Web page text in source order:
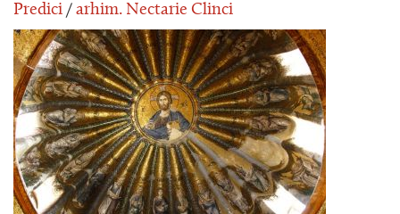
Predici / arhim. Nectarie Clinci